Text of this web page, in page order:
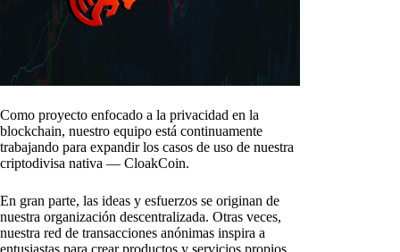
Como proyecto enfocado a la privacidad en la
blockchain, nuestro equipo está continuamente
trabajando para expandir los casos de uso de nuestra
criptodivisa nativa — CloakCoin.
En gran parte, las ideas y esfuerzos se originan de
nuestra organización descentralizada. Otras veces,
nuestra red de transacciones anónimas inspira a
entusiastas para crear productos y servicios propios.